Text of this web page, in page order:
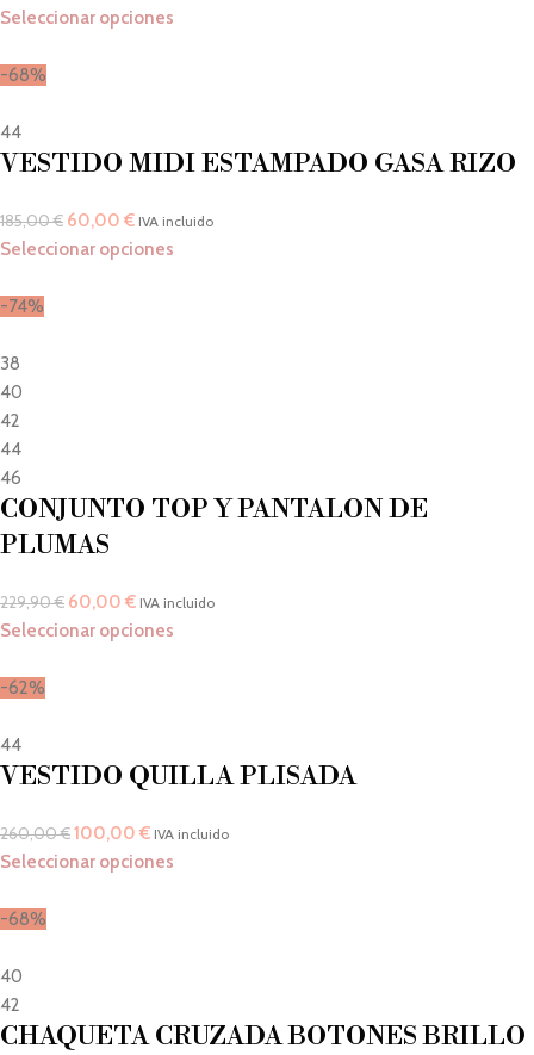
Seleccionar opciones
-68%
44
VESTIDO MIDI ESTAMPADO GASA RIZO
185,00€ 60,00 € IVA incluido
Seleccionar opciones
-74%
38
40
42
44
46
CONJUNTO TOP Y PANTALON DE
PLUMAS
229,90€ 60,00 € IVA incluido
Seleccionar opciones
-62%
44
VESTIDO QUILLA PLISADA
260,00€100,00 € IVA incluido
Seleccionar opciones
-68%
40
42
CHAQUETA CRUZADA BOTONES BRILLO